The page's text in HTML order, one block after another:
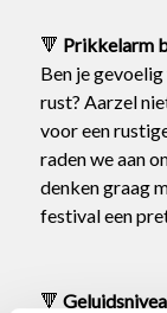
🔻 Prikkelarm
Ben je
rust? Aarzel
voor een
raden we aan
denken graag
festival een
🔻